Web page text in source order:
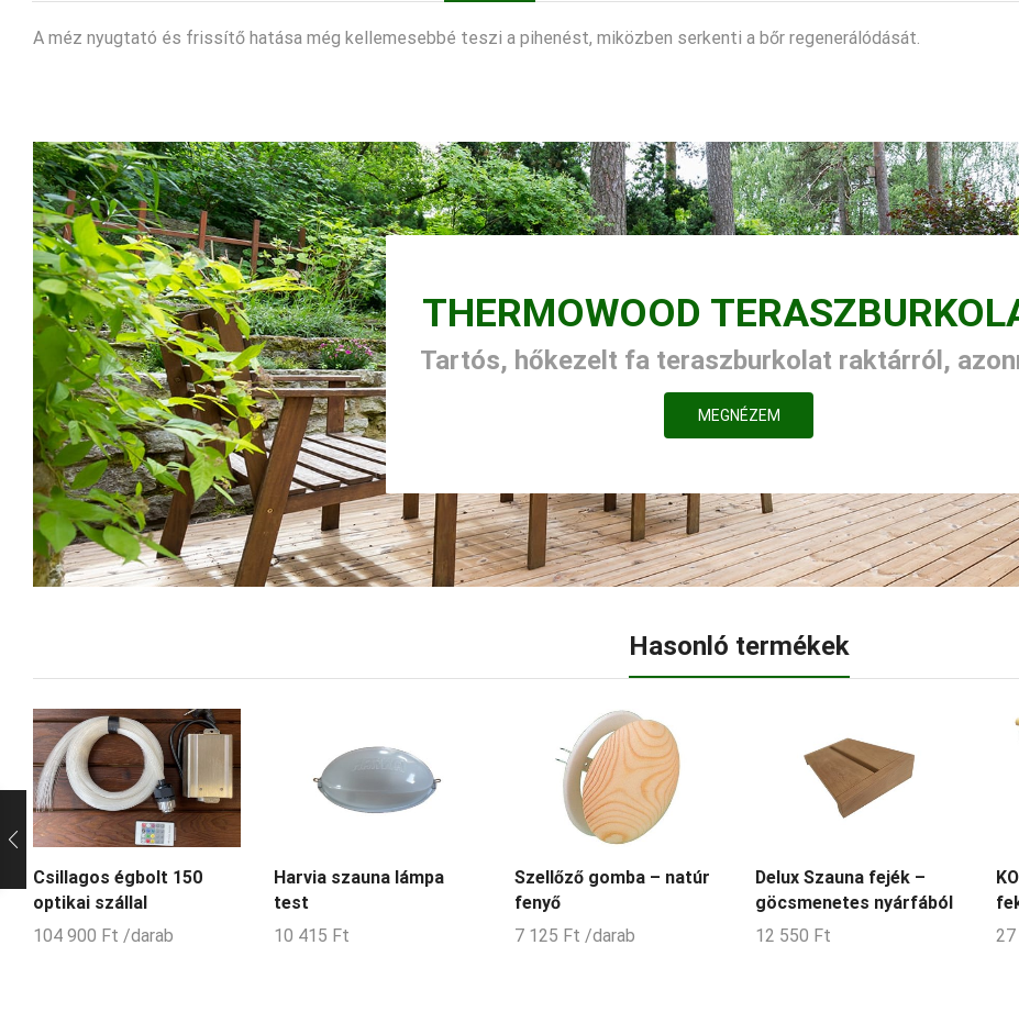
A méz nyugtató és frissítő hatása még kellemesebbé teszi a pihenést, miközben serkenti a bőr regenerálódását.
THERMOWOOD
Tartós, hőkezelt fa teraszburkolat raktárról,
MEGNÉZEM
Hasonló termékek
Csillagos égbolt 150
optikai szállal
104 900 Ft /darab
Harvia szauna lámpa
test
10 415 Ft
Szellőző gomba – natúr
fenyő
7 125 Ft /darab
Delux Szauna fejék –
göcsmenetes nyárfából
12 550 Ft
27